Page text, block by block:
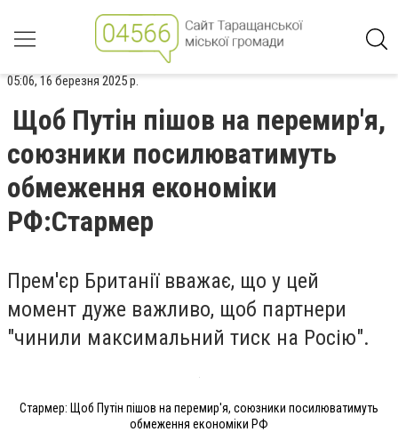
05:06, 16 березня 2025 р.
Щоб Путін пішов на перемир'я,
союзники посилюватимуть
обмеження економіки
РФ:Стармер
Прем'єр Британії вважає, що у цей
момент дуже важливо, щоб партнери
"чинили максимальний тиск на Росію".
Стармер: Щоб Путін пішов на перемир'я, союзники посилюватимуть
обмеження економіки РФ